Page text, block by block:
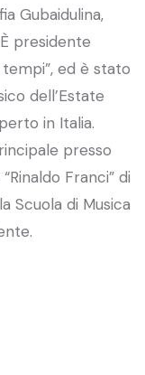
Gubaidulina,
presidente
ed è stato
dell’Estate
in Italia.
presso
Franci” di
Scuola di Musica